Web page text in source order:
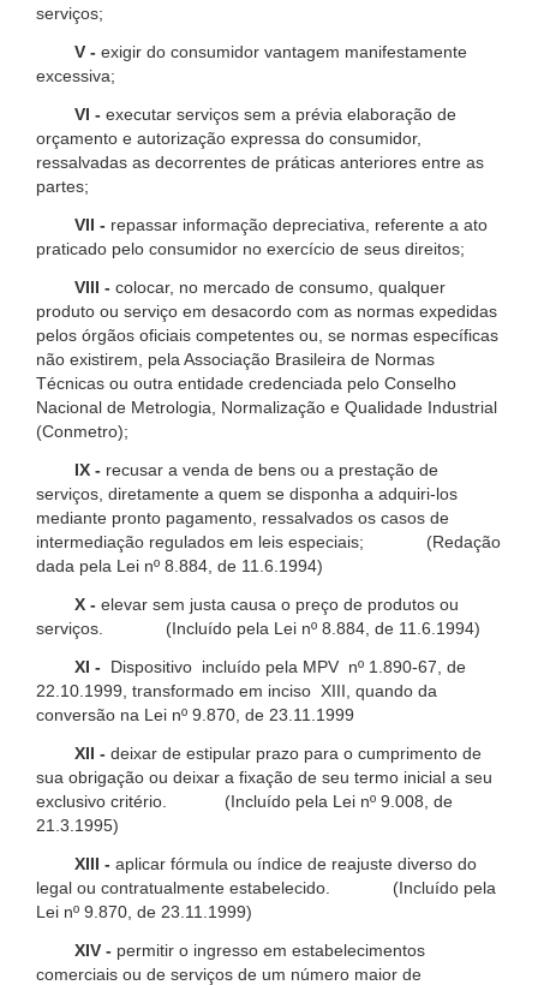
serviços;
V - exigir do consumidor vantagem manifestamente
excessiva;
VI - executar serviços sem a prévia elaboração de
orçamento e autorização expressa do consumidor,
ressalvadas as decorrentes de práticas anteriores entre as
partes;
VII - repassar informação depreciativa, referente a ato
praticado pelo consumidor no exercício de seus direitos;
VIII - colocar, no mercado de consumo, qualquer
produto ou serviço em desacordo com as normas expedidas
pelos órgãos oficiais competentes ou, se normas específicas
não existirem, pela Associação Brasileira de Normas
Técnicas ou outra entidade credenciada pelo Conselho
Nacional de Metrologia, Normalização e Qualidade Industrial
(Conmetro);
IX - recusar a venda de bens ou a prestação de
serviços, diretamente a quem se disponha a adquiri-los
mediante pronto pagamento, ressalvados os casos de
intermediação regulados em leis especiais; (Redação
dada pela Lei nº 8.884, de 11.6.1994)
X - elevar sem justa causa o preço de produtos ou
serviços. (Incluído pela Lei nº 8.884, de 11.6.1994)
XI -
Dispositivo incluído pela MPV nº 1.890-67, de
22.10.1999, transformado em inciso XIII, quando da
conversão na Lei nº 9.870, de 23.11.1999
XII - deixar de estipular prazo para o cumprimento de
sua obrigação ou deixar a fixação de seu termo inicial a seu
exclusivo critério. (Incluído pela Lei nº 9.008, de
21.3.1995)
XIII - aplicar fórmula ou índice de reajuste diverso do
legal ou contratualmente estabelecido. (Incluído pela
Lei nº 9.870, de 23.11.1999)
XIV - permitir o ingresso em estabelecimentos
comerciais ou de serviços de um número maior de